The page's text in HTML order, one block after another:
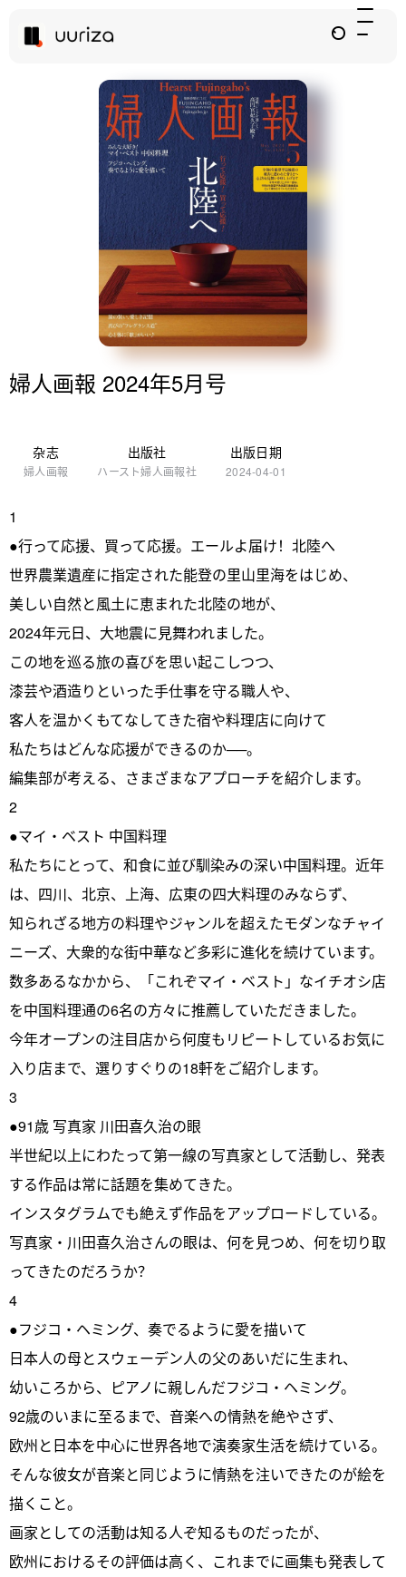
婦人画報 2024年5月号
杂志
婦人画報
出版社
ハースト婦人画報社
出版日期
2024-04-01
1
●行って応援、買って応援。エールよ届け！北陸へ
世界農業遺産に指定された能登の里山里海をはじめ、
美しい自然と風土に恵まれた北陸の地が、
2024年元日、大地震に見舞われました。
この地を巡る旅の喜びを思い起こしつつ、
漆芸や酒造りといった手仕事を守る職人や、
客人を温かくもてなしてきた宿や料理店に向けて
私たちはどんな応援ができるのか──。
編集部が考える、さまざまなアプローチを紹介します。
2
●マイ・ベスト 中国料理
私たちにとって、和食に並び馴染みの深い中国料理。近年
は、四川、北京、上海、広東の四大料理のみならず、
知られざる地方の料理やジャンルを超えたモダンなチャイ
ニーズ、大衆的な街中華など多彩に進化を続けています。
数多あるなかから、「これぞマイ・ベスト」なイチオシ店
を中国料理通の6名の方々に推薦していただきました。
今年オープンの注目店から何度もリピートしているお気に
入り店まで、選りすぐりの18軒をご紹介します。
3
●91歳 写真家 川田喜久治の眼
半世紀以上にわたって第一線の写真家として活動し、発表
する作品は常に話題を集めてきた。
インスタグラムでも絶えず作品をアップロードしている。
写真家・川田喜久治さんの眼は、何を見つめ、何を切り取
ってきたのだろうか？
4
●フジコ・ヘミング、奏でるように愛を描いて
日本人の母とスウェーデン人の父のあいだに生まれ、
幼いころから、ピアノに親しんだフジコ・ヘミング。
92歳のいまに至るまで、音楽への情熱を絶やさず、
欧州と日本を中心に世界各地で演奏家生活を続けている。
そんな彼女が音楽と同じように情熱を注いできたのが絵を
描くこと。
画家としての活動は知る人ぞ知るものだったが、
欧州におけるその評価は高く、これまでに画集も発表して